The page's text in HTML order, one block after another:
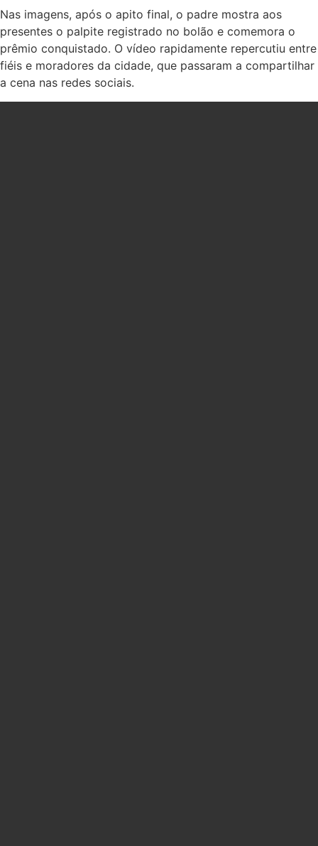
Nas imagens, após o apito final, o padre mostra aos
presentes o palpite registrado no bolão e comemora o
prêmio conquistado. O vídeo rapidamente repercutiu entre
fiéis e moradores da cidade, que passaram a compartilhar
a cena nas redes sociais.